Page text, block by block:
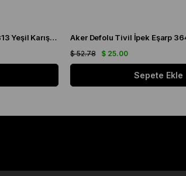
Aker Defolu Tivil İpek Eşarp 36313 Yeşil Karışık Desen
$ 25.00
$ 52.78
Sepete Ekle